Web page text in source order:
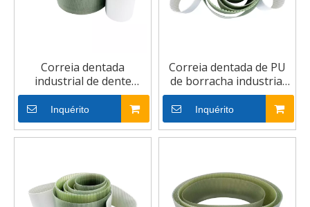
Correia dentada
industrial de dente
trapezoidal PU de
borracha de alta
qualidade MXL XXL XL L
Inquérito
Correia dentada de PU
de borracha industrial
de alta qualidade
Inquérito